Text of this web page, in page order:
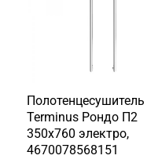
Полотенцесушитель
Terminus Рондо П2
350х760 электро,
4670078568151